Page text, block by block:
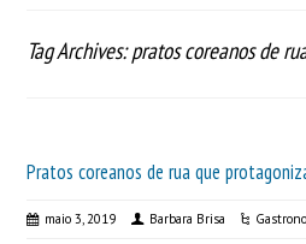
Tag Archives: pratos coreanos de
Pratos coreanos de rua que
maio 3, 2019 Barbara Brisa